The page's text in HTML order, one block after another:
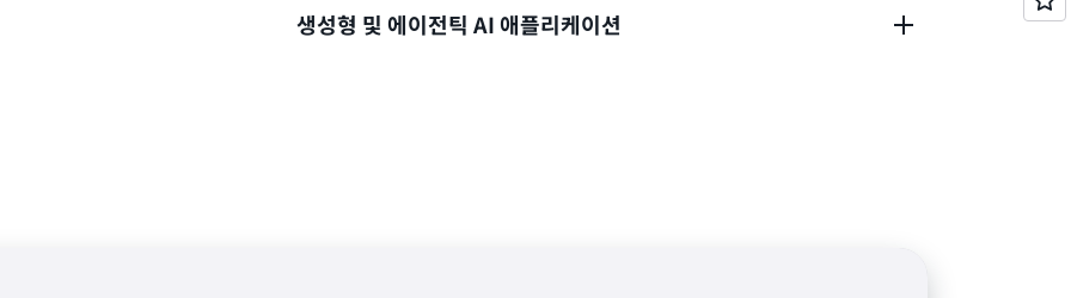
짧은 대기 시간과 글로벌 읽기로 초당 수백만 개의 사용자 요청을 처리하도록
생성형 및 에이전틱 AI 애플리케이션